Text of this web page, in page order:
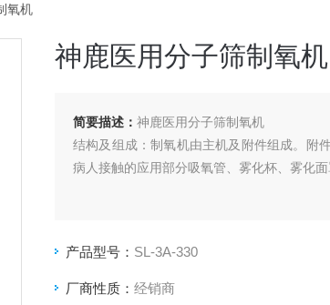
氧机
神鹿医用分子筛制氧机
简要描述： 神鹿医用分子筛制氧机
结构及组成：制氧机由主机及附件组成。附
病人接触的应用部分吸氧管、雾化杯、雾化
产品型号： SL-3A-330
厂商性质： 经销商